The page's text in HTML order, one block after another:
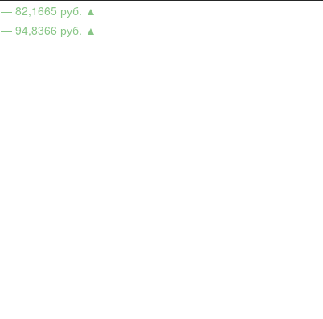
— 82,1665 руб. ▲
— 94,8366 руб. ▲